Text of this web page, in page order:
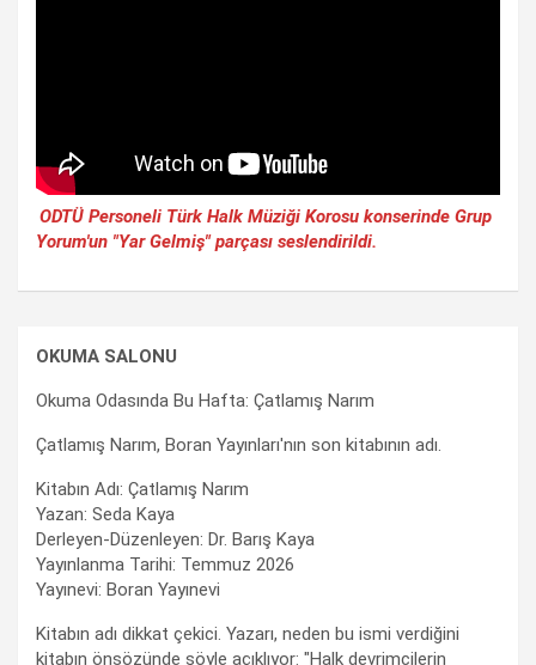
ODTÜ Personeli Türk Halk Müziği Korosu konserinde Grup
Yorum'un "Yar Gelmiş" parçası seslendirildi.
OKUMA SALONU
Okuma Odasında Bu Hafta: Çatlamış Narım
Çatlamış Narım, Boran Yayınları'nın son kitabının adı.
Kitabın Adı: Çatlamış Narım
Yazan: Seda Kaya
Derleyen-Düzenleyen: Dr. Barış Kaya
Yayınlanma Tarihi: Temmuz 2026
Yayınevi: Boran Yayınevi
Kitabın adı dikkat çekici. Yazarı, neden bu ismi verdiğini
kitabın önsözünde şöyle açıklıyor: "Halk devrimcilerin